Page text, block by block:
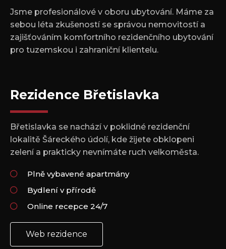
Jsme profesionálové v oboru ubytování. Máme za
sebou léta zkušeností se správou nemovitostí a
zajišťováním komfortního rezidenčního ubytování
pro tuzemskou i zahraniční klientelu.
Rezidence Břetislavka
Břetislavka se nachází v poklidné rezidenční
lokalitě Šáreckého údolí, kde žijete obklopeni
zelení a prakticky nevnímáte ruch velkoměsta.
Plně vybavené apartmány
Bydlení v přírodě
Online recepce 24/7
Web rezidence